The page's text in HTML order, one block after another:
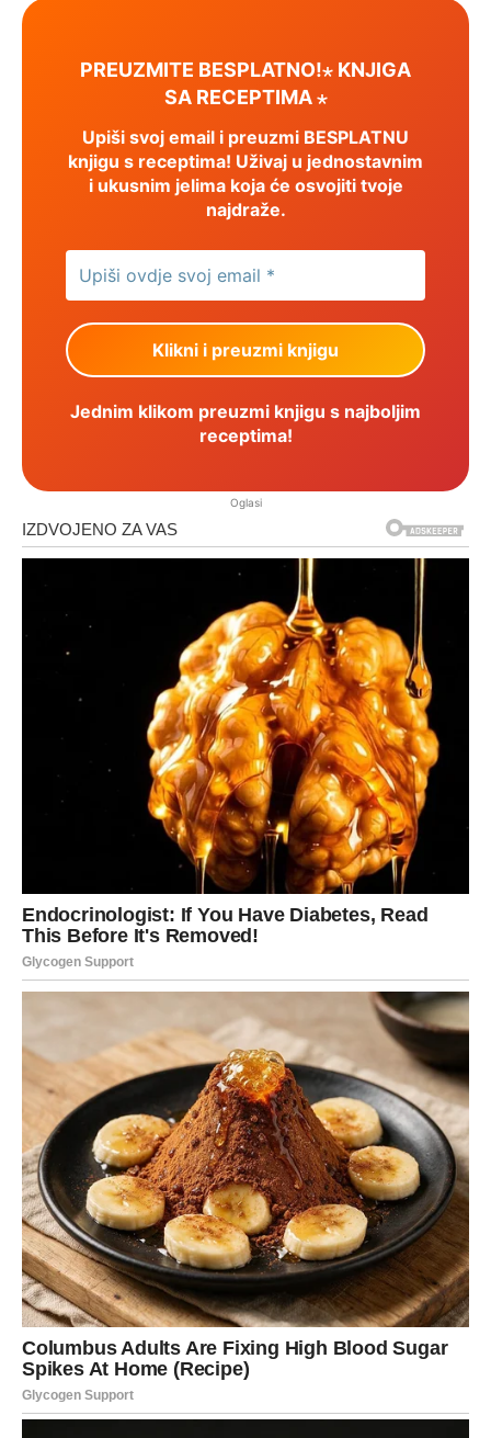
PREUZMITE BESPLATNO!⋆ KNJIGA
SA RECEPTIMA ⋆
Upiši svoj email i preuzmi BESPLATNU
knjigu s receptima! Uživaj u jednostavnim
i ukusnim jelima koja će osvojiti tvoje
najdraže.
Jednim klikom preuzmi knjigu s najboljim
receptima!
Oglasi